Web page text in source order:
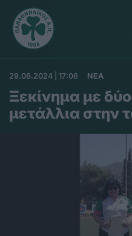
29.06.2024 | 17:06 ΝΕΑ
Ξεκίνημα με
μετάλλια στην